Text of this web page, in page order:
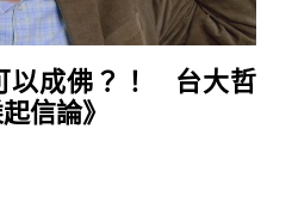
以成佛？！ 台大哲
信論》